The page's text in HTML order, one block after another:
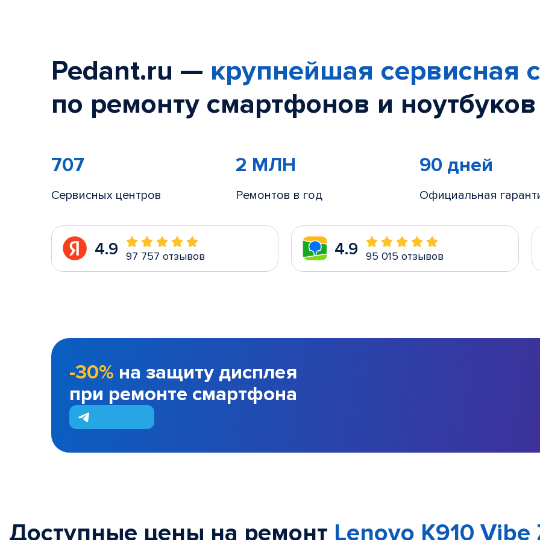
Pedant.ru — крупнейшая сервисная
по ремонту смартфонов и
707
Сервисных центров
2 МЛН
Ремонтов в год
90 дней
Официальная
4.9 97 757 отзывов 4.9 95 015 отзывов
-30% на защиту дисплея
при ремонте смартфона
Доступные цены на ремонт Lenovo K910 Vibe